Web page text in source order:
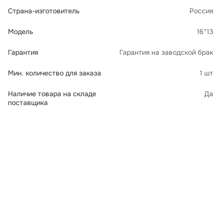
Страна-изготовитель Россия
Модель 16*13
Гарантия Гарантия на заводской брак
Мин. количество для заказа 1 шт
Наличие товара на складе
поставщика
Да